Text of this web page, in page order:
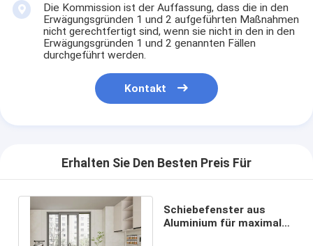
Die Kommission ist der Auffassung, dass die in den
Erwägungsgründen 1 und 2 aufgeführten Maßnahmen
nicht gerechtfertigt sind, wenn sie nicht in den in den
Erwägungsgründen 1 und 2 genannten Fällen
durchgeführt werden.
Kontakt
Erhalten Sie Den Besten Preis Für
Schiebefenster aus
Aluminium für maximale